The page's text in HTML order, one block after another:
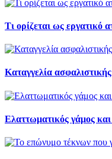
Τι ορίζεται ως εργατικό
Καταγγελία
Ελαττωματικός γάμος και